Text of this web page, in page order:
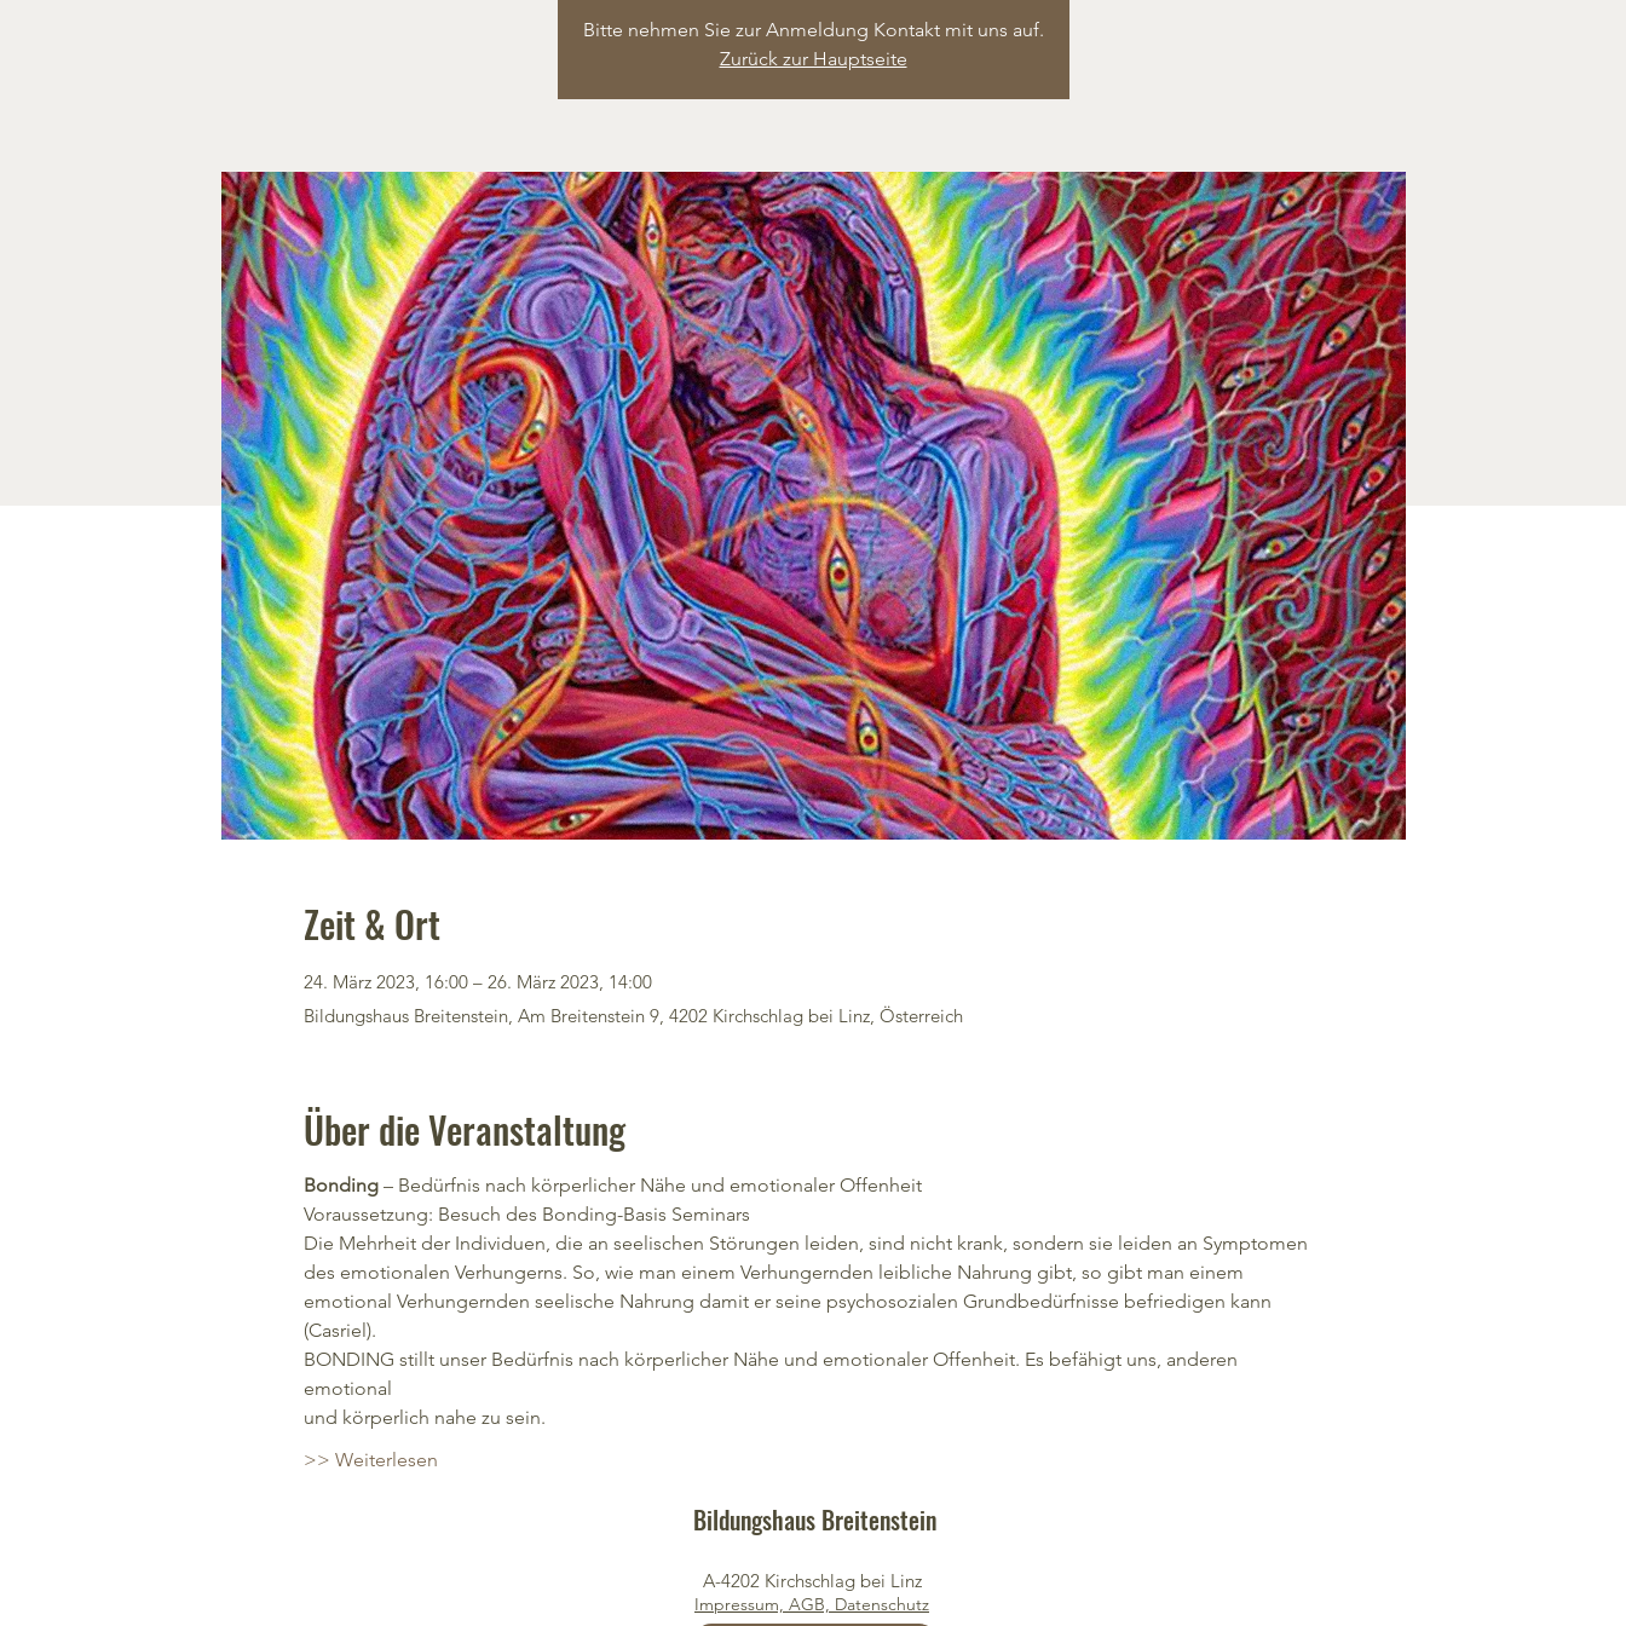
Bitte nehmen Sie zur Anmeldung Kontakt mit uns auf.
Zurück zur Hauptseite
Zeit & Ort
24. März 2023, 16:00 – 26. März 2023, 14:00
Bildungshaus Breitenstein, Am Breitenstein 9, 4202 Kirchschlag bei Linz, Österreich
Über die Veranstaltung
Bonding – Bedürfnis nach körperlicher Nähe und emotionaler Offenheit
Voraussetzung: Besuch des Bonding-Basis Seminars
Die Mehrheit der Individuen, die an seelischen Störungen leiden, sind nicht krank, sondern sie leiden an Symptomen
des emotionalen Verhungerns. So, wie man einem Verhungernden leibliche Nahrung gibt, so gibt man einem
emotional Verhungernden seelische Nahrung damit er seine psychosozialen Grundbedürfnisse befriedigen kann
(Casriel).
BONDING stillt unser Bedürfnis nach körperlicher Nähe und emotionaler Offenheit. Es befähigt uns, anderen
emotional
und körperlich nahe zu sein.
>> Weiterlesen
Bildungshaus Breitenstein
A-4202 Kirchschlag bei Linz
Impressum, AGB, Datenschutz